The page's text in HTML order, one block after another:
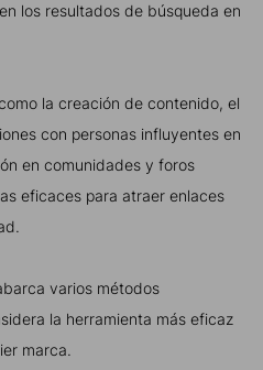
los resultados de búsqueda en
la creación de contenido, el
con personas influyentes en
en comunidades y foros
eficaces para atraer enlaces
varios métodos
la herramienta más eficaz
marca.